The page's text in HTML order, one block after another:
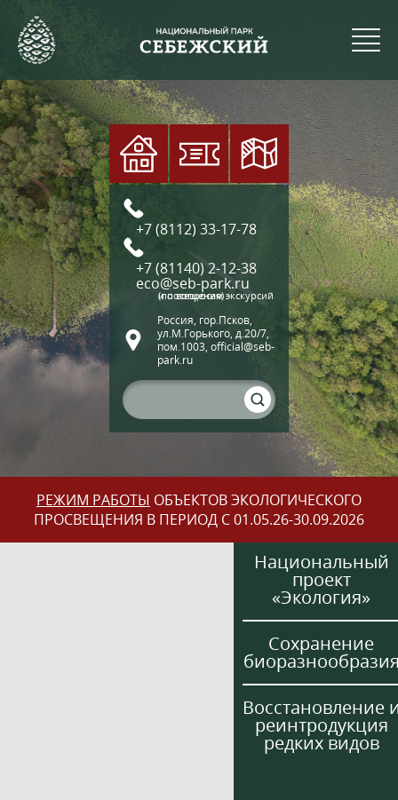
+7 (8112) 33-17-78
+7 (81140) 2-12-38
eco@seb-park.ru
(по вопросам экскурсий и посещения)
Россия, гор.Псков,
ул.М.Горького, д.20/7,
пом.1003, official@seb-
park.ru
РЕЖИМ РАБОТЫ ОБЪЕКТОВ ЭКОЛОГИЧЕСКОГО
ПРОСВЕЩЕНИЯ В ПЕРИОД С 01.05.26-30.09.2026
Национальный
проект
«Экология»
Сохранение
Восстановление
реинтродукция
редких видов